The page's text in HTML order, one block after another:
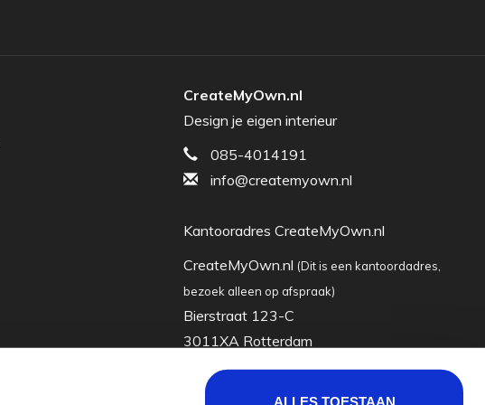
ALLES TOESTAAN
CreateMyOwn.nl
Design je eigen interieur
085-4014191
info@createmyown.nl
Kantooradres CreateMyOwn.nl
CreateMyOwn.nl (Dit is een kantoordadres,
bezoek alleen op afspraak)
Bierstraat 123-C
3011XA Rotterdam
Nederland